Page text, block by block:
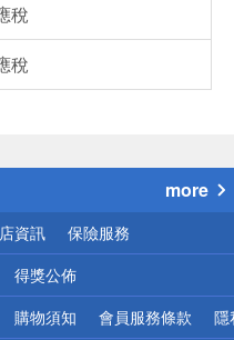
稅
稅
more
資訊 保險服務
得獎公佈
購物須知 會員服務條款 隱